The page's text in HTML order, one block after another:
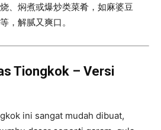
、焖煮或爆炒类菜肴，如麻婆豆
，解腻又爽口。
Tiongkok – Versi
ini sangat mudah dibuat,